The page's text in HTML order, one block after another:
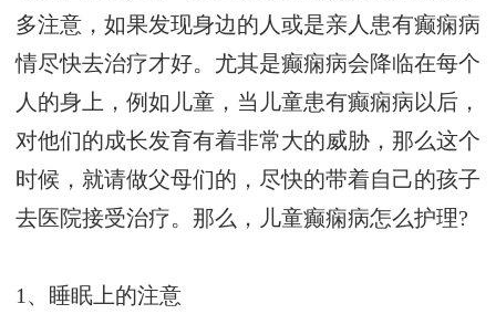
多注意，如果发现身边的人或是亲人患有癫痫病
情尽快去治疗才好。尤其是癫痫病会降临在每个
人的身上，例如儿童，当儿童患有癫痫病以后，
对他们的成长发育有着非常大的威胁，那么这个
时候，就请做父母们的，尽快的带着自己的孩子
去医院接受治疗。那么，儿童癫痫病怎么护理?
1、睡眠上的注意